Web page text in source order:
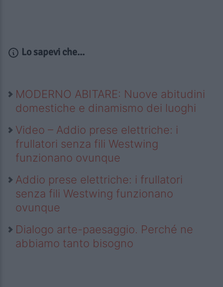
Lo sapevi che...
MODERNO ABITARE: Nuove abitudini
domestiche e dinamismo dei luoghi
Video – Addio prese elettriche: i
frullatori senza fili Westwing
funzionano ovunque
Addio prese elettriche: i frullatori
senza fili Westwing funzionano
ovunque
Dialogo arte-paesaggio. Perché ne
abbiamo tanto bisogno